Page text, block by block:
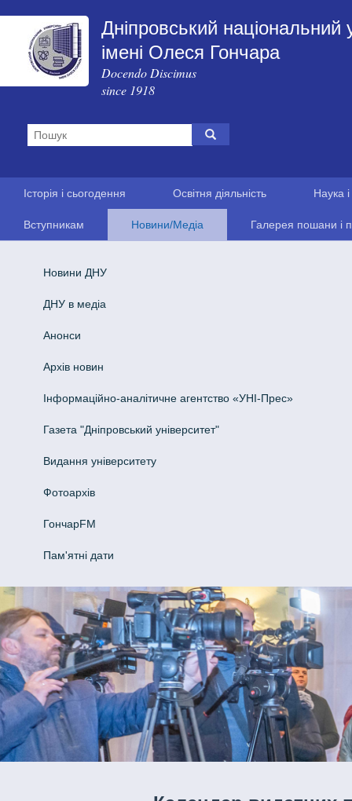
Дніпровський національний
імені Олеся Гончара
Docendo Discimus
since 1918
Історія і сьогодення Освітня діяльність Наука
Вступникам Новини/Медіа Галерея пошани і
Новини ДНУ
ДНУ в медіа
Анонси
Архів новин
Інформаційно-аналітичне агентство «УНІ-Прес»
Газета "Дніпровський університет"
Видання університету
Фотоархів
ГончарFM
Пам'ятні дати